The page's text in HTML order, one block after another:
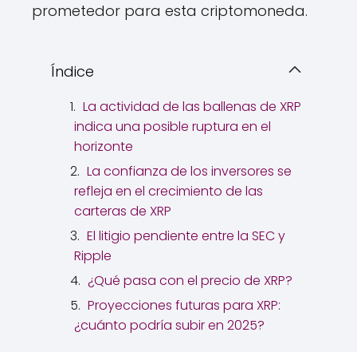
prometedor para esta criptomoneda.
Índice
La actividad de las ballenas de XRP
indica una posible ruptura en el
horizonte
La confianza de los inversores se
refleja en el crecimiento de las
carteras de XRP
El litigio pendiente entre la SEC y
Ripple
¿Qué pasa con el precio de XRP?
Proyecciones futuras para XRP:
¿cuánto podría subir en 2025?